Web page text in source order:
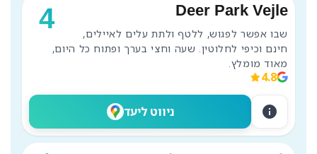
4 Deer Park Vejle
מאוד מומלץ.
4.8
ניווט ליעד info